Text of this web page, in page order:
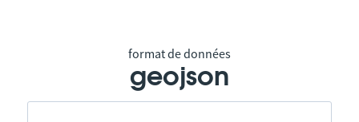
format de données
geojson